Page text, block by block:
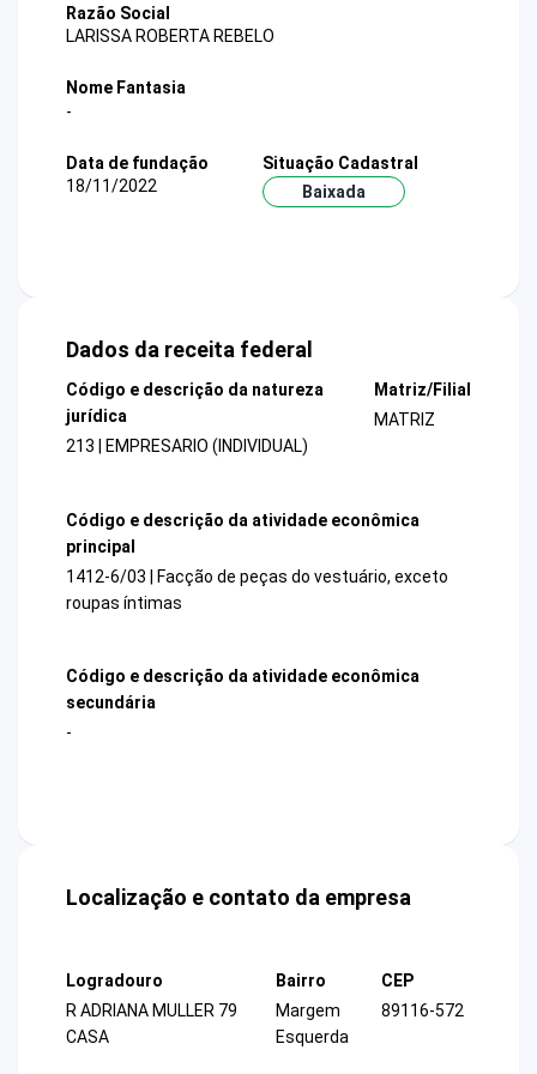
Razão Social
LARISSA ROBERTA REBELO
Nome Fantasia
-
Data de fundação
18/11/2022
Situação Cadastral
Baixada
Dados da receita federal
Código e descrição da natureza
jurídica
213 | EMPRESARIO (INDIVIDUAL)
Matriz/Filial
MATRIZ
Código e descrição da atividade econômica
principal
1412-6/03 | Facção de peças do vestuário, exceto
roupas íntimas
Código e descrição da atividade econômica
secundária
-
Localização e contato da empresa
Logradouro
R ADRIANA MULLER 79
CASA
Bairro
Margem
Esquerda
CEP
89116-572